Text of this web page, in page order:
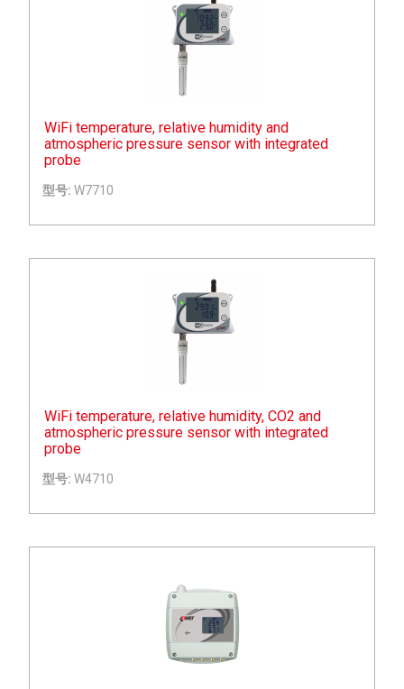
WiFi temperature, relative humidity and
atmospheric pressure sensor with integrated
probe
型号: W7710
WiFi temperature, relative humidity, CO2 and
atmospheric pressure sensor with integrated
probe
型号: W4710